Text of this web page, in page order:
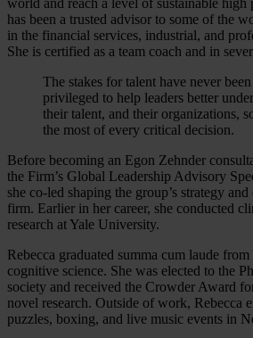
has been a trusted advisor to some of the
in the financial services, industrial, and
She is certified as a team coach and in
The stakes for talent have never
privileged to help leaders better
their talent, and their organizations,
the most of every critical decision.
Before becoming an Egon Zehnder
the Firm’s Global Leadership Advisory
she co-led shaping the group’s strategy
firm. Earlier in her career, she conducted
research at Yale University.
Rebecca graduated summa cum laude
cognitive science. She was elected to the
society and received the Crowder Award
novel research. Outside of work, Rebecca
puzzles, boxing, and live music events in